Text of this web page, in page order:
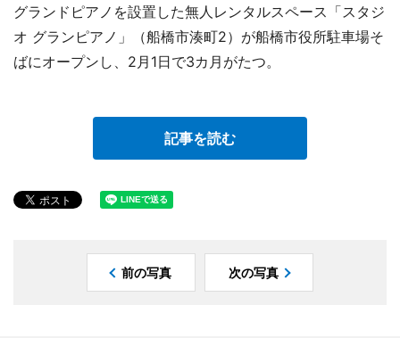
グランドピアノを設置した無人レンタルスペース「スタジ
オ グランピアノ」（船橋市湊町2）が船橋市役所駐車場そ
ばにオープンし、2月1日で3カ月がたつ。
記事を読む
前の写真 次の写真